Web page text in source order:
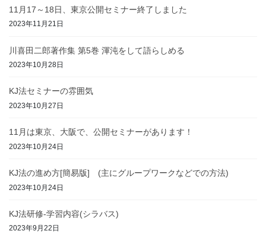
11月17～18日、東京公開セミナー終了しました
2023年11月21日
川喜田二郎著作集 第5巻 渾沌をして語らしめる
2023年10月28日
KJ法セミナーの雰囲気
2023年10月27日
11月は東京、大阪で、公開セミナーがあります！
2023年10月24日
KJ法の進め方[簡易版] (主にグループワークなどでの方法)
2023年10月24日
KJ法研修-学習内容(シラバス)
2023年9月22日